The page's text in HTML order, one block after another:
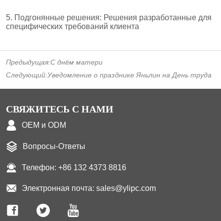
Предыдущая:С днём матери
Следующий:Уведомление о празднике Яньлин на День труда
СВЯЖИТЕСЬ С НАМИ
OEM и ODM
Вопросы-Ответы
Телефон: +86 132 4373 8816
Электронная почта: sales@ylipc.com